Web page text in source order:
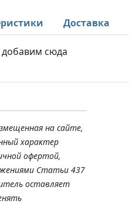
Доставка
сюда
на сайте,
характер
офертой,
Статьи 437
оставляет